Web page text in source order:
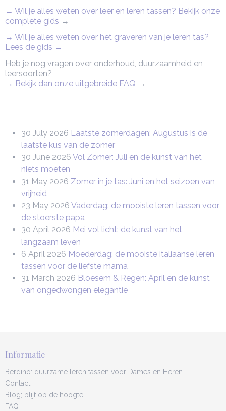
← Wil je alles weten over leer en leren tassen? Bekijk onze
complete gids →
→ Wil je alles weten over het graveren van je leren tas?
Lees de gids →
Heb je nog vragen over onderhoud, duurzaamheid en
leersoorten?
→ Bekijk dan onze uitgebreide FAQ →
30 July 2026 Laatste zomerdagen: Augustus is de
laatste kus van de zomer
30 June 2026 Vol Zomer: Juli en de kunst van het
niets moeten
31 May 2026 Zomer in je tas: Juni en het seizoen van
vrijheid
23 May 2026 Vaderdag: de mooiste leren tassen voor
de stoerste papa
30 April 2026 Mei vol licht: de kunst van het
langzaam leven
6 April 2026 Moederdag: de mooiste italiaanse leren
tassen voor de liefste mama
31 March 2026 Bloesem & Regen: April en de kunst
van ongedwongen elegantie
Informatie
Berdino: duurzame leren tassen voor Dames en Heren
Contact
Blog; blijf op de hoogte
FAQ